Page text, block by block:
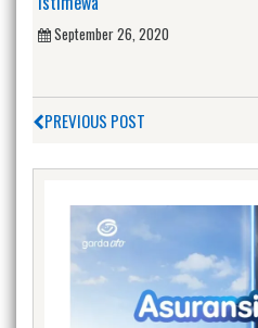
September 26, 2020
PREVIOUS POST